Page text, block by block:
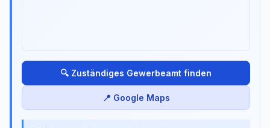
🔍 Zuständiges Gewerbeamt finden
📍 Google Maps